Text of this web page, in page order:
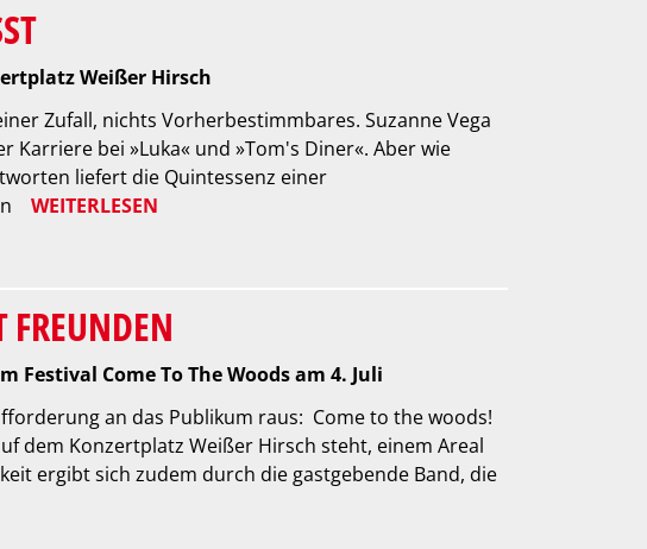
Weißer Hirsch
Zufall, nichts Vorherbestimmbares. Suzanne Vega
Karriere bei »Luka« und »Tom's Diner«. Aber wie
liefert die Quintessenz einer
WEITERLESEN
Come To The Woods am 4. Juli
an das Publikum raus: Come to the woods!
dem Konzertplatz Weißer Hirsch steht, einem Areal
ergibt sich zudem durch die gastgebende Band, die